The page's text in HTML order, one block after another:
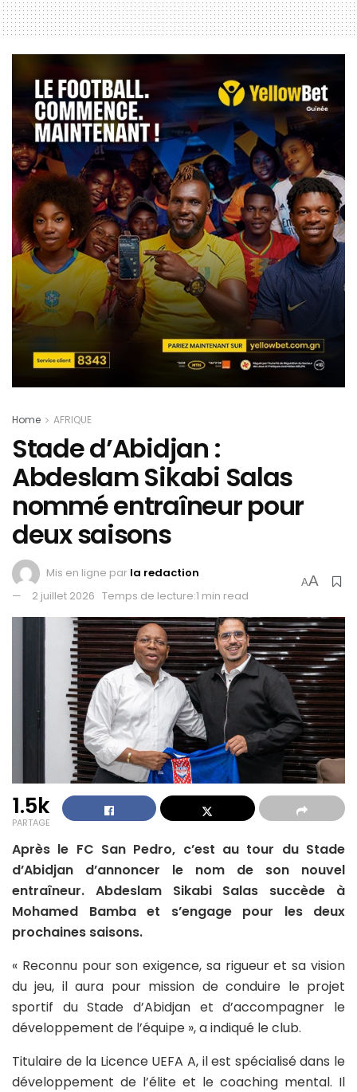
Home AFRIQUE
Stade d’Abidjan :
Abdeslam Sikabi Salas
nommé entraîneur pour
deux saisons
Mis en ligne par la redaction
2 juillet 2026 Temps de lecture:1 min read
AA
1.5k
PARTAGE
Après le FC San Pedro, c’est au tour du Stade
d’Abidjan d’annoncer le nom de son nouvel
entraîneur. Abdeslam Sikabi Salas succède à
Mohamed Bamba et s’engage pour les deux
prochaines saisons.
« Reconnu pour son exigence, sa rigueur et sa vision
du jeu, il aura pour mission de conduire le projet
sportif du Stade d’Abidjan et d’accompagner le
développement de l’équipe », a indiqué le club.
Titulaire de la Licence UEFA A, il est spécialisé dans le
développement de l’élite et le coaching mental. Il